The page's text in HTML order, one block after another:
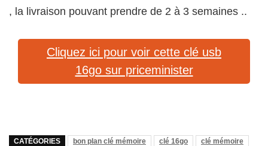
, la livraison pouvant prendre de 2 à 3 semaines ..
Cliquez ici pour voir cette clé usb
16go sur priceminister
CATÉGORIES bon plan clé mémoire clé 16go
clé mémoire